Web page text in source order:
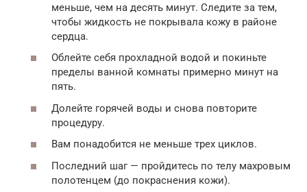
меньше, чем на десять минут. Следите за тем,
чтобы жидкость не покрывала кожу в районе
сердца.
Облейте себя прохладной водой и покиньте
пределы ванной комнаты примерно минут на
пять.
Долейте горячей воды и снова повторите
процедуру.
Вам понадобится не меньше трех циклов.
Последний шаг — пройдитесь по телу махровым
полотенцем (до покраснения кожи).